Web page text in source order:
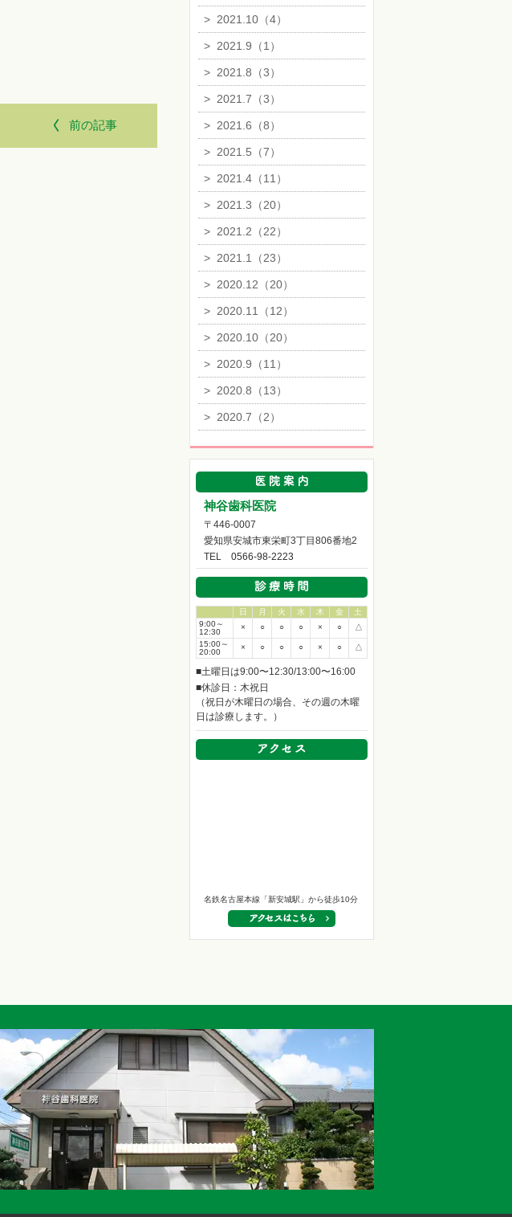
前の記事
> 2021.10（4）
> 2021.9（1）
> 2021.8（3）
> 2021.7（3）
> 2021.6（8）
> 2021.5（7）
> 2021.4（11）
> 2021.3（20）
> 2021.2（22）
> 2021.1（23）
> 2020.12（20）
> 2020.11（12）
> 2020.10（20）
> 2020.9（11）
> 2020.8（13）
> 2020.7（2）
神谷歯科医院
〒446-0007
愛知県安城市東栄町3丁目806番地2
TEL 0566-98-2223
日 月 火 水 木 金
土
9:00～
12:30
× ○ ○ ○ × ○
△
15:00～
20:00
× ○ ○ ○ × ○ △
■土曜日は9:00〜12:30/13:00〜16:00
■休診日：木祝日
（祝日が木曜日の場合、その週の木曜
日は診療します。）
名鉄名古屋本線「新安城駅」から徒歩10分